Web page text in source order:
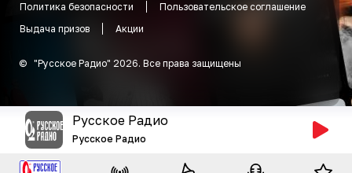
Политика безопасности
Пользовательское соглашение
Выдача призов
Акции
© "Русское Радио" 2026. Все права защищены
Русское Радио
Русское Радио